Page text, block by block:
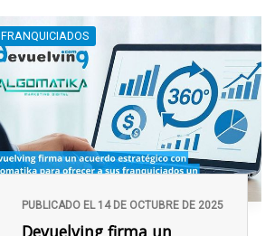
FRANQUICIADOS
PUBLICADO EL 14 DE OCTUBRE DE 2025
Devuelving firma un